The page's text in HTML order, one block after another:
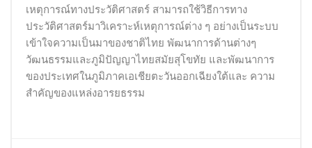
เหตุการณ์ทางประวัติศาสตร์ สามารถใช้วิธีการทาง
ประวัติศาสตร์มาวิเคราะห์เหตุการณ์ต่าง ๆ อย่างเป็นระบบ
เข้าใจความเป็นมาของชาติไทย พัฒนาการด้านต่างๆ
วัฒนธรรมและภูมิปัญญาไทยสมัยสุโขทัย และพัฒนาการ
ของประเทศในภูมิภาคเอเชียตะวันออกเฉียงใต้และ ความ
สำคัญของแหล่งอารยธรรม